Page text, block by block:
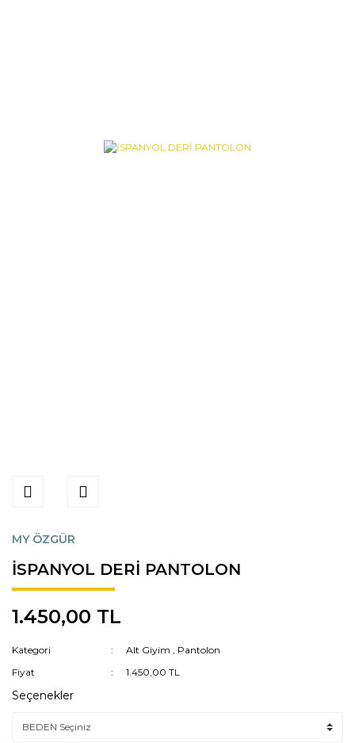
MY ÖZGÜR
İSPANYOL DERİ PANTOLON
1.450,00 TL
Kategori Alt Giyim , Pantolon
Fiyat
1.450,00 TL
Seçenekler